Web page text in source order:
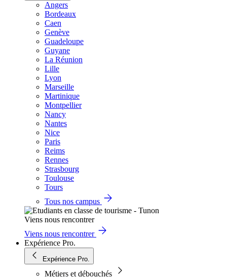
Angers
Bordeaux
Caen
Genève
Guadeloupe
Guyane
La Réunion
Lille
Lyon
Marseille
Martinique
Montpellier
Nancy
Nantes
Nice
Paris
Reims
Rennes
Strasbourg
Toulouse
Tours
Tous nos campus
Viens nous rencontrer
Viens nous rencontrer
Expérience Pro.
Expérience Pro.
Métiers et débouchés